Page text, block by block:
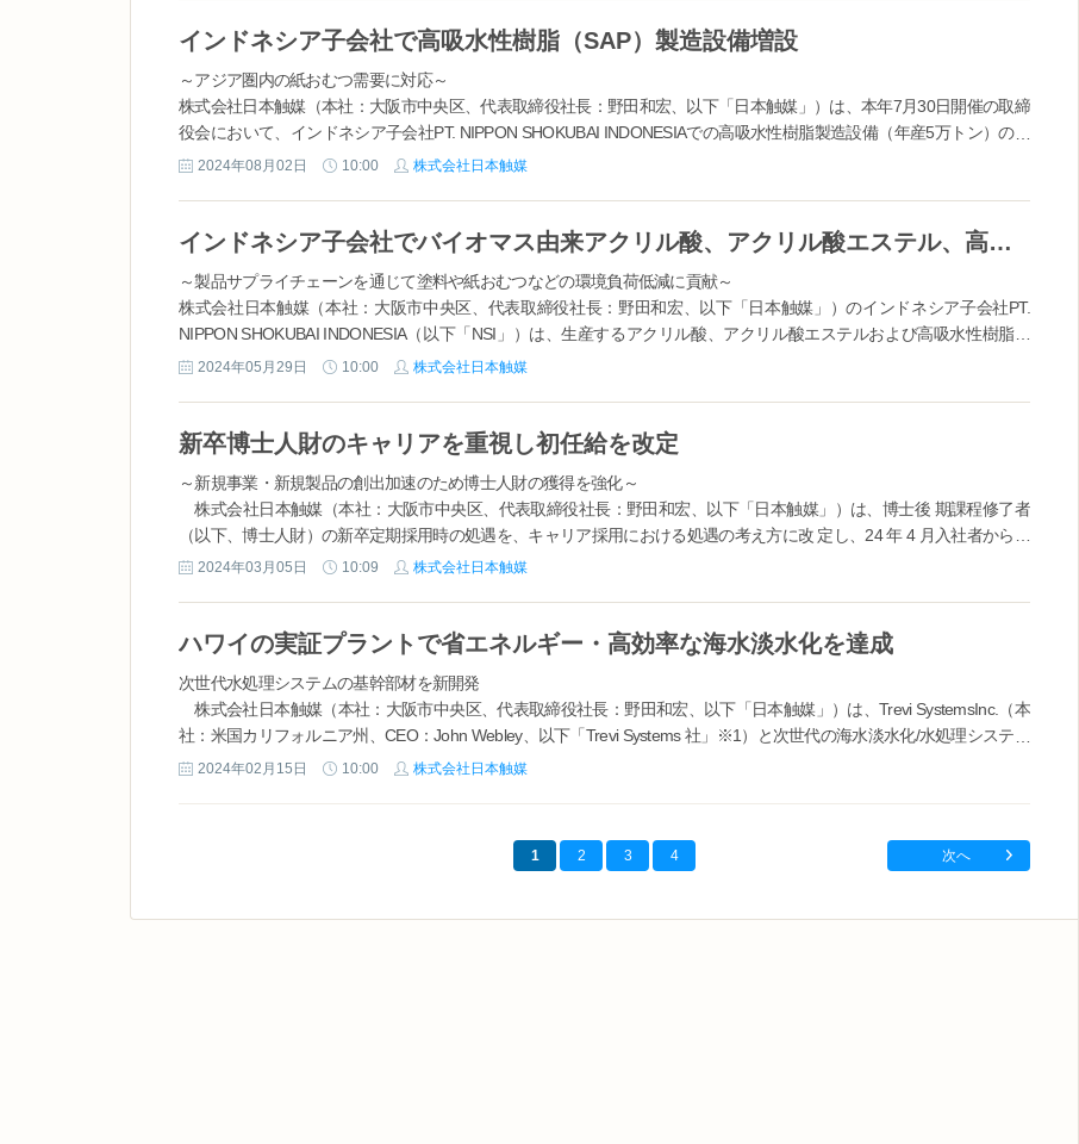
インドネシア子会社で高吸水性樹脂（SAP）製造設備増設
～アジア圏内の紙おむつ需要に対応～
株式会社日本触媒（本社：大阪市中央区、代表取締役社長：野田和宏、以下「日本触媒」）は、本年7月30日開催の取締
役会において、インドネシア子会社PT. NIPPON SHOKUBAI INDONESIAでの高吸水性樹脂製造設備（年産5万トン）の増
設を決議しました。 1.背景および投資目的 ...
2024年08月02日 10:00 株式会社日本触媒
インドネシア子会社でバイオマス由来アクリル酸、アクリル酸エステル、高吸水性樹脂の ハラール認証製品の製造・販売を開始
～製品サプライチェーンを通じて塗料や紙おむつなどの環境負荷低減に貢献～
株式会社日本触媒（本社：大阪市中央区、代表取締役社長：野田和宏、以下「日本触媒」）のインドネシア子会社PT.
NIPPON SHOKUBAI INDONESIA（以下「NSI」）は、生産するアクリル酸、アクリル酸エステルおよび高吸水性樹脂の
全製品について、国際持続可能性カーボン認証(ISCC ...
2024年05月29日 10:00 株式会社日本触媒
新卒博士人財のキャリアを重視し初任給を改定
～新規事業・新規製品の創出加速のため博士人財の獲得を強化～
株式会社日本触媒（本社：大阪市中央区、代表取締役社長：野田和宏、以下「日本触媒」）は、博士後 期課程修了者
（以下、博士人財）の新卒定期採用時の処遇を、キャリア採用における処遇の考え方に改 定し、24 年 4 月入社者から適
用いたします。 表：博士人財の定期採用者の処遇改定内容 ...
2024年03月05日 10:09 株式会社日本触媒
ハワイの実証プラントで省エネルギー・高効率な海水淡水化を達成
次世代水処理システムの基幹部材を新開発
株式会社日本触媒（本社：大阪市中央区、代表取締役社長：野田和宏、以下「日本触媒」）は、Trevi SystemsInc.（本
社：米国カリフォルニア州、CEO：John Webley、以下「Trevi Systems 社」※1）と次世代の海水淡水化/水処理システム
である正浸透（FO）システムの...
2024年02月15日 10:00 株式会社日本触媒
1 2 3 4 次へ